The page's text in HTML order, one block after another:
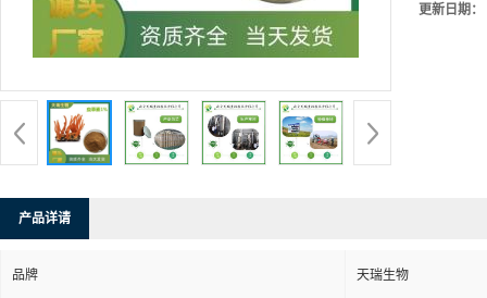
更新日期：
产品详请
品牌 天瑞生物